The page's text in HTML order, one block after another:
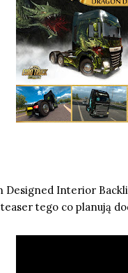
Designed Interior
teaser tego co planują